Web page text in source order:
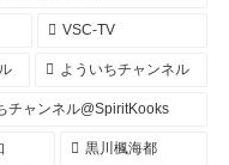
VSC-TV
よういちチャンネル
チャンネル@SpiritKooks
黒川楓海都